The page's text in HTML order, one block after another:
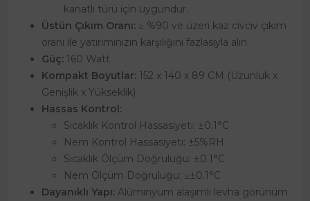
kanatlı türü için uygundur.
Üstün Çıkım Oranı: ≥ %90 ve üzeri kaz civciv çıkım
oranı ile yatırımınızın karşılığını fazlasıyla alın.
Güç: 160 Watt
Kompakt Boyutlar: 152 x 140 x 89 CM (Uzunluk x
Genişlik x Yükseklik)
Hassas Kontrol:
Sıcaklık Kontrol Hassasiyeti: ±0.1°C
Nem Kontrol Hassasiyeti: ±5%RH
Sıcaklık Ölçüm Doğruluğu: ±0.1°C
Nem Ölçüm Doğruluğu: ≤±0.1°C
Dayanıklı Yapı: Alüminyum alaşımlı levha görünüm